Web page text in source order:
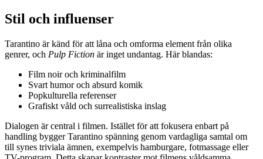
Stil och influenser
Tarantino är känd för att låna och omforma element från olika
genrer, och Pulp Fiction är inget undantag. Här blandas:
Film noir och kriminalfilm
Svart humor och absurd komik
Popkulturella referenser
Grafiskt våld och surrealistiska inslag
Dialogen är central i filmen. Istället för att fokusera enbart på
handling bygger Tarantino spänning genom vardagliga samtal om
till synes triviala ämnen, exempelvis hamburgare, fotmassage eller